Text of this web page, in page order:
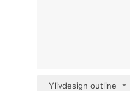
Ylivdesign outline